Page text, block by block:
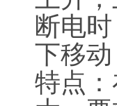
断电
下移
特点